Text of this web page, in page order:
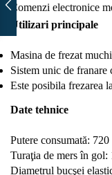
Comenzi electronice
Utilizari principale
Masina de frezat
Sistem unic de franare
Este posibila frezarea
Date tehnice
Putere consumată:
Turaţia de mers în gol:
Diametrul bucşei